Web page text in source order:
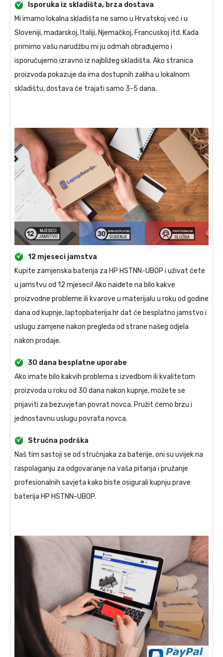
Isporuka iz skladišta, brza dostava
Mi imamo lokalna skladišta ne samo u Hrvatskoj već i u
Sloveniji, mađarskoj, Italiji, Njemačkoj, Francuskoj itd. Kada
primimo vašu narudžbu mi ju odmah obrađujemo i
isporučujemo izravno iz najbližeg skladišta. Ako stranica
proizvoda pokazuje da ima dostupnih zaliha u lokalnom
skladištu, dostava će trajati samo 3-5 dana.
12 mjeseci jamstva
Kupite zamjenska baterija za HP HSTNN-UB0P i uživat ćete
u jamstvu od 12 mjeseci! Ako naiđete na bilo kakve
proizvodne probleme ili kvarove u materijalu u roku od godine
dana od kupnje, laptopbaterija.hr dat će besplatno jamstvo i
uslugu zamjene nakon pregleda od strane našeg odjela
nakon prodaje.
30 dana besplatne uporabe
Ako imate bilo kakvih problema s izvedbom ili kvalitetom
proizvoda u roku od 30 dana nakon kupnje, možete se
prijaviti za bezuvjetan povrat novca. Pružit ćemo brzu i
jednostavnu uslugu povrata novca.
Stručna podrška
Naš tim sastoji se od stručnjaka za baterije, oni su uvijek na
raspolaganju za odgovaranje na vaša pitanja i pružanje
profesionalnih savjeta kako biste osigurali kupnju prave
baterija HP HSTNN-UB0P.